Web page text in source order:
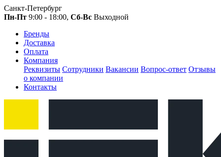
Санкт-Петербург
Пн-Пт 9:00 - 18:00, Сб-Вс Выходной
Бренды
Доставка
Оплата
Компания
Реквизиты Сотрудники Вакансии Вопрос-ответ Отзывы
о компании
Контакты